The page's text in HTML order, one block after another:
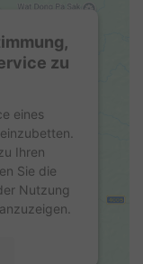
zu
eines
Ihren
Sie die
Nutzung